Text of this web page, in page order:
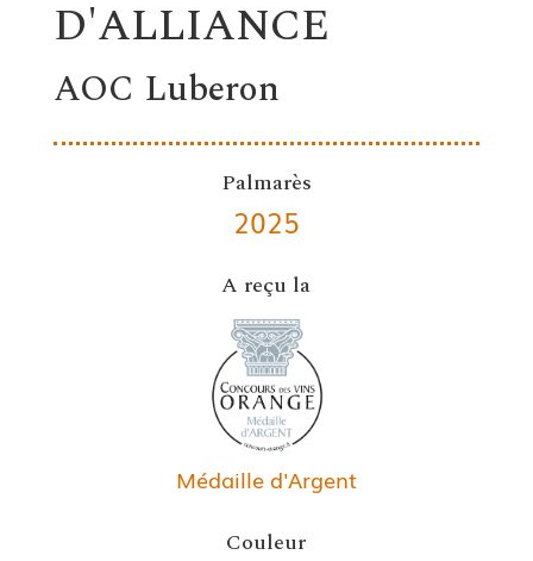
D'ALLIANCE
AOC Luberon
Palmarès
2025
A reçu la
Médaille d'Argent
Couleur